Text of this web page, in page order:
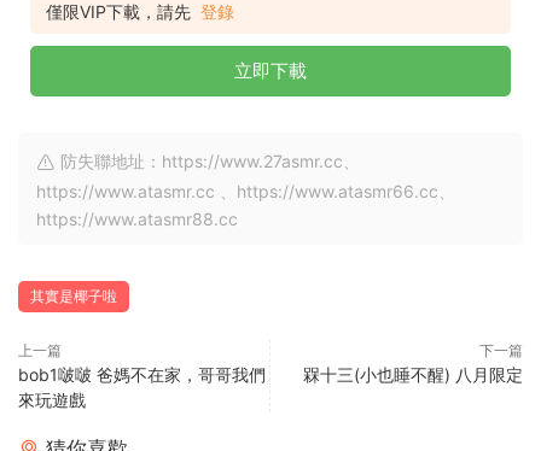
僅限VIP下載，請先 登錄
立即下載
防失聯地址：https://www.27asmr.cc、
https://www.atasmr.cc 、https://www.atasmr66.cc、
https://www.atasmr88.cc
其實是椰子啦
上一篇
bob1啵啵 爸媽不在家，哥哥我們
來玩遊戲
下一篇
槑十三(小也睡不醒) 八月限定